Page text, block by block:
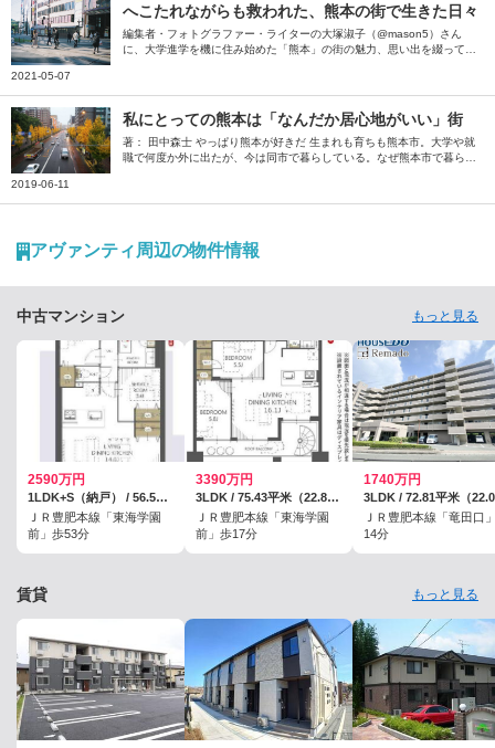
2021-05-07
へこたれながらも救われた、熊本の街で生きた日々
編集者・フォトグラファー・ライターの大塚淑子（@mason5）さん
に、大学進学を機に住み始めた「熊本」の街の魅力、思い出を綴ってい
2019-06-11
私にとっての熊本は「なんだか居心地がいい」街
著： 田中森士 やっぱり熊本が好きだ 生まれも育ちも熊本市。大学や就
職で何度か外に出たが、今は同市で暮らしている。なぜ熊本市で暮らし
暮らしている ・肉や野菜など物価が比較的安い ・カフェが空いている
いたのは、以上の理由だ。そしてこれらを一言でくくると、「なんだか
アヴァンティ周辺の物件情報
中古マンション もっと見る
2590万円
1LDK+S（納戸） / 56.56平米（17.10坪）（壁芯）
ＪＲ豊肥本線「東海学園
前」歩53分
3390万円
3LDK / 75.43平米（22.81坪）（壁芯）
ＪＲ豊肥本線「東海学園
前」歩17分
1740万円
ＪＲ豊肥本線「竜田口
14分
賃貸 もっと見る